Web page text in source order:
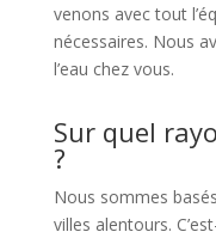
venons avec tout
nécessaires. Nous
l’eau chez vous.
Sur quel
?
Nous sommes
villes alentours.